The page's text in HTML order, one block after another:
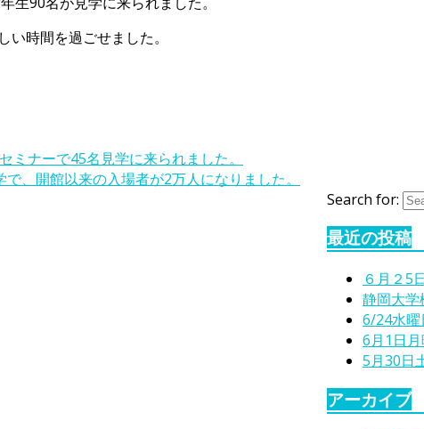
時間を過ごせました。
ナーで45名見学に来られました。
、開館以来の入場者が2万人になりました。
Search for:
最近の投稿
６月２5
静岡大学
6/24水曜
6月1日
5月30日
アーカイブ